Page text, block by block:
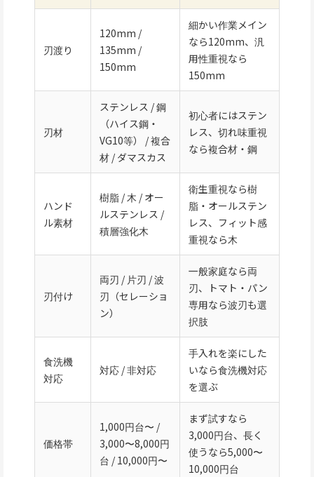
刃渡り
120mm /
135mm /
150mm
細かい作業メイン
なら120mm、汎
用性重視なら
150mm
刃材
ステンレス / 鋼
（ハイス鋼・
VG10等） / 複合
材 / ダマスカス
初心者にはステン
レス、切れ味重視
なら複合材・鋼
ハンド
ル素材
樹脂 / 木 / オー
ルステンレス /
積層強化木
衛生重視なら樹
脂・オールステン
レス、フィット感
重視なら木
刃付け
両刃 / 片刃 / 波
刃（セレーショ
ン）
一般家庭なら両
刃、トマト・パン
専用なら波刃も選
択肢
食洗機
対応
対応 / 非対応
手入れを楽にした
いなら食洗機対応
を選ぶ
価格帯
1,000円台〜 /
3,000〜8,000円
台 / 10,000円〜
まず試すなら
3,000円台、長く
使うなら5,000〜
10,000円台